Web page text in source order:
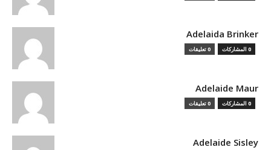
Adelaida Brinker
0 المشاركات 0 تعليقات
Adelaide Maur
0 المشاركات 0 تعليقات
Adelaide Sisley